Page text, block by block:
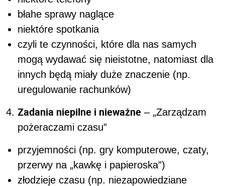
błahe sprawy naglące
niektóre spotkania
czyli te czynności, które dla nas samych
mogą wydawać się nieistotne, natomiast dla
innych będą miały duże znaczenie (np.
uregulowanie rachunków)
Zadania niepilne i nieważne – „Zarządzam
pożeraczami czasu”
przyjemności (np. gry komputerowe, czaty,
przerwy na „kawkę i papieroska”)
złodzieje czasu (np. niezapowiedziane